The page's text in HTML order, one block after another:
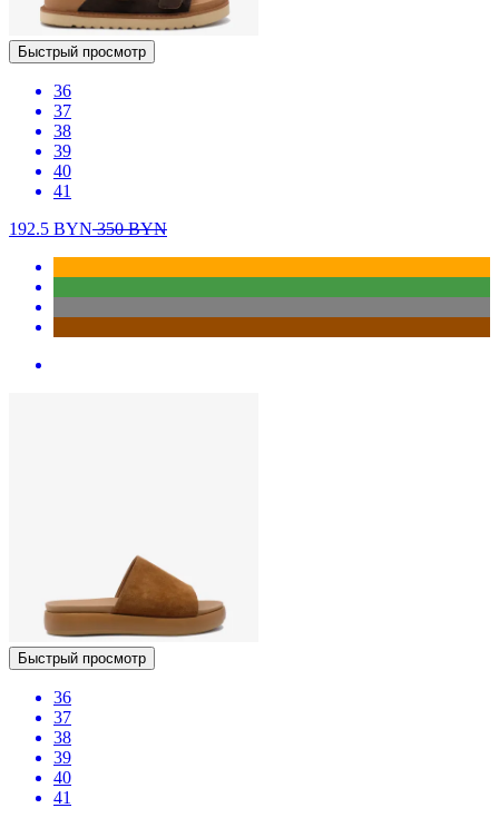
Быстрый просмотр
36
37
38
39
40
41
192.5 BYN350BYN
Быстрый просмотр
36
37
38
39
40
41